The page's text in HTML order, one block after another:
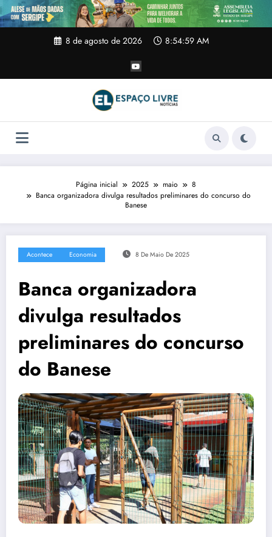
Pular
para
o
8 de agosto de 2026 8:55:00 AM
Página inicial 2025 maio
8
Banca organizadora divulga resultados preliminares do concurso do
Banese
Acontece Economia 8 De Maio De 2025
Banca organizadora
divulga resultados
preliminares do concurso
do Banese